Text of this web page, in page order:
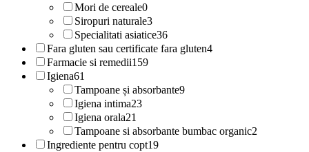
Mori de cereale0
Siropuri naturale3
Specialitati asiatice36
Fara gluten sau certificate fara gluten4
Farmacie si remedii159
Igiena61
Tampoane și absorbante9
Igiena intima23
Igiena orala21
Tampoane si absorbante bumbac organic2
Ingrediente pentru copt19